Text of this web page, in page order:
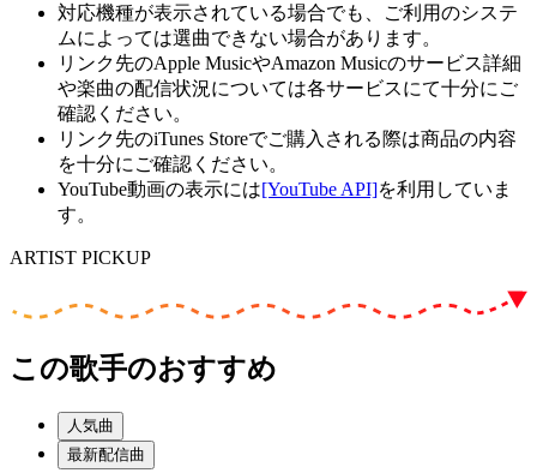
対応機種が表示されている場合でも、ご利用のシステ
ムによっては選曲できない場合があります。
リンク先のApple MusicやAmazon Musicのサービス詳細
や楽曲の配信状況については各サービスにて十分にご
確認ください。
リンク先のiTunes Storeでご購入される際は商品の内容
を十分にご確認ください。
YouTube動画の表示には[YouTube API]を利用していま
す。
ARTIST PICKUP
この歌手のおすすめ
人気曲
最新配信曲